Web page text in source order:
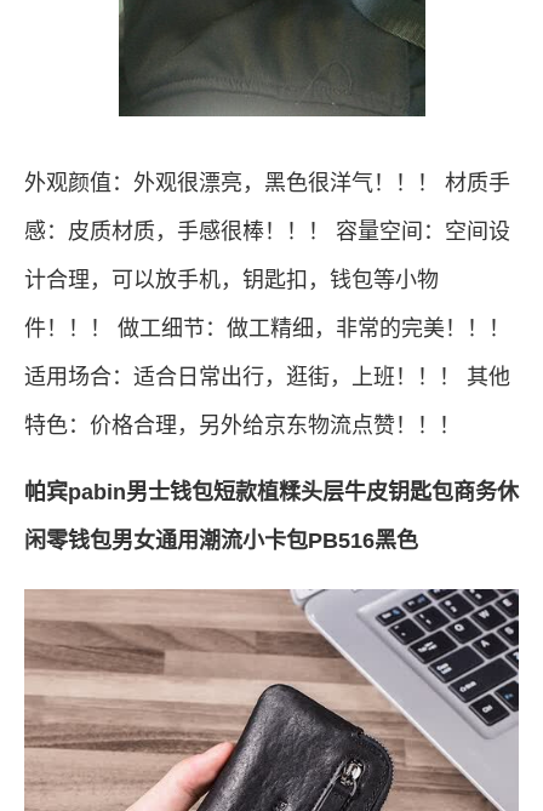
外观颜值：外观很漂亮，黑色很洋气！！！ 材质手
感：皮质材质，手感很棒！！！ 容量空间：空间设
计合理，可以放手机，钥匙扣，钱包等小物
件！！！ 做工细节：做工精细，非常的完美！！！
适用场合：适合日常出行，逛街，上班！！！ 其他
特色：价格合理，另外给京东物流点赞！！！
帕宾pabin男士钱包短款植糅头层牛皮钥匙包商务休
闲零钱包男女通用潮流小卡包PB516黑色